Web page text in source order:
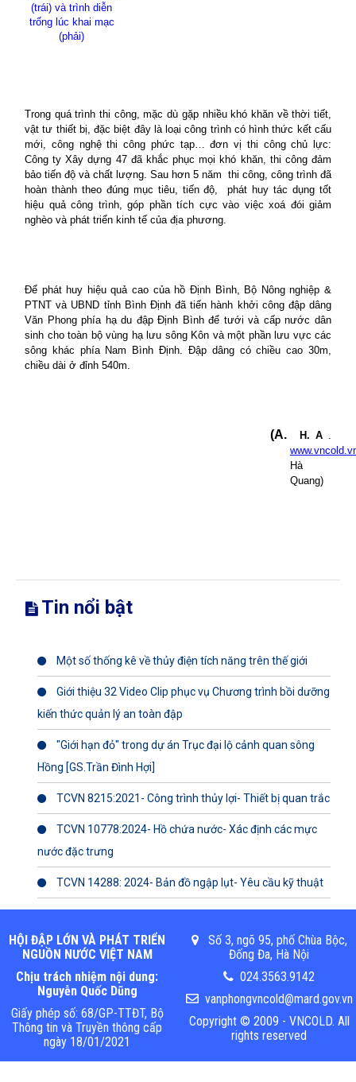
(trái) và trình diễn
trống lúc khai mạc
(phải)
Trong quá trình thi công, mặc dù gặp nhiều khó khăn về thời tiết,
vật tư thiết bị, đặc biệt đây là loại công trình có hình thức kết cấu
mới, công nghệ thi công phức tạp… đơn vị thi công chủ lực:
Công ty Xây dựng 47 đã khắc phục mọi khó khăn, thi công đảm
bảo tiến độ và chất lượng. Sau hơn 5 năm thi công, công trình đã
hoàn thành theo đúng mục tiêu, tiến độ,
phát huy tác dụng tốt
hiệu quả công trình, góp phần tích cực vào việc xoá đói giảm
nghèo và phát triển kinh tế của địa phương.
Để phát huy hiệu quả cao của hồ Định Bình, Bộ Nông nghiệp &
PTNT và UBND tỉnh Bình Định đã tiến hành khởi công đập dâng
Văn Phong phía hạ du đập Định Bình để tưới và cấp nước dân
sinh cho toàn bộ vùng hạ lưu sông Kôn và một phần lưu vực các
sông khác phía Nam Bình Định. Đập dâng có chiều cao 30m,
chiều dài ở đỉnh 540m.
(A. H. A.
Hà
Quang)
Tin nổi bật
Một số thống kê về thủy điện tích năng trên thế giới
Giới thiệu 32 Video Clip phục vụ Chương trình bồi dưỡng
kiến thức quản lý an toàn đập
"Giới hạn đỏ" trong dự án Trục đại lộ cảnh quan sông
Hồng [GS.Trần Đình Hợi]
TCVN 8215:2021- Công trình thủy lợi- Thiết bị quan trắc
TCVN 10778:2024- Hồ chứa nước- Xác định các mực
nước đặc trưng
TCVN 14288: 2024- Bản đồ ngập lụt- Yêu cầu kỹ thuật
HỘI ĐẬP LỚN VÀ PHÁT TRIỂN
NGUỒN NƯỚC VIỆT NAM
Chịu trách nhiệm nội dung:
Nguyễn Quốc Dũng
Giấy phép số: 68/GP-TTĐT, Bộ
Thông tin và Truyền thông cấp
ngày 18/01/2021
Số 3, ngõ 95, phố Chùa Bộc,
Đống Đa, Hà Nội
024.3563.9142
vanphongvncold@mard.gov.vn
Copyright © 2009 - VNCOLD. All
rights reserved